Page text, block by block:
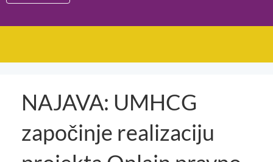
NAJAVA: UMHCG
započinje realizaciju